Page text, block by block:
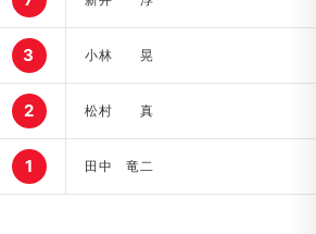
3 小林 晃
2 松村 真
1 田中 竜二